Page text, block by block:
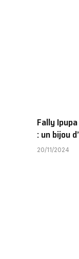
Fally
: un bijou
20/11/2024